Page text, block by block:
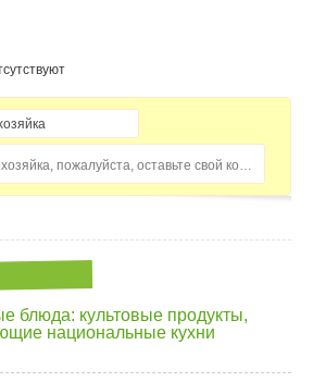
Домохозяйка, пожалуйста, оставьте свой комментарий...
блюда: культовые продукты,
национальные кухни